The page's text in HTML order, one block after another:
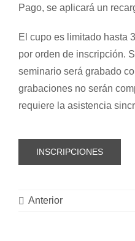
Pago, se aplicará un
El cupo es limitado hasta
por orden de inscripción.
seminario será grabado
grabaciones no serán
requiere la asistencia
INSCRIPCIONES
Anterior